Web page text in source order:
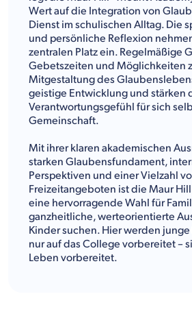
Wert auf die Integration von
Dienst im schulischen Alltag. Die
und persönliche Reflexion
zentralen Platz ein. Regelmäßige
Gebetszeiten und Möglichkeiten
Mitgestaltung des
geistige Entwicklung und stärken
Verantwortungsgefühl für sich
Gemeinschaft.
Mit ihrer klaren akademischen
starken Glaubensfundament,
Perspektiven und einer Vielzahl
Freizeitangeboten ist die Maur
eine hervorragende Wahl für
ganzheitliche, werteorientierte
Kinder suchen. Hier werden
nur auf das College vorbereitet –
Leben vorbereitet.